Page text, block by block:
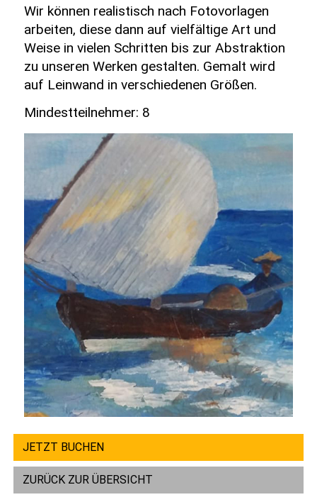
Wir können realistisch nach Fotovorlagen
arbeiten, diese dann auf vielfältige Art und
Weise in vielen Schritten bis zur Abstraktion
zu unseren Werken gestalten. Gemalt wird
auf Leinwand in verschiedenen Größen.
Mindestteilnehmer: 8
JETZT BUCHEN
ZURÜCK ZUR ÜBERSICHT